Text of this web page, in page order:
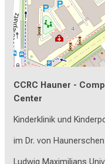
CCRC Hauner -
Center
Kinderklinik und
im Dr. von